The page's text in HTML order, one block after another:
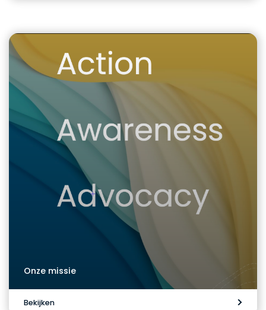
Onze missie
Bekijken